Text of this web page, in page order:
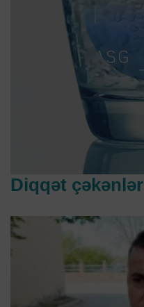
Diqqət çəkənlər